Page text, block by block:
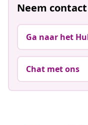
Neem
Ga naar het
Chat met ons